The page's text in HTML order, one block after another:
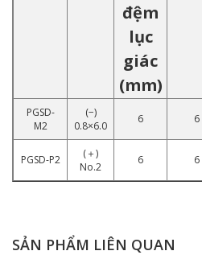
đệm
lục
giác
(mm)
PGSD-
M2
(−)
0.8×6.0
6 6
PGSD-P2
(＋)
No.2
6 6
SẢN PHẨM LIÊN QUAN